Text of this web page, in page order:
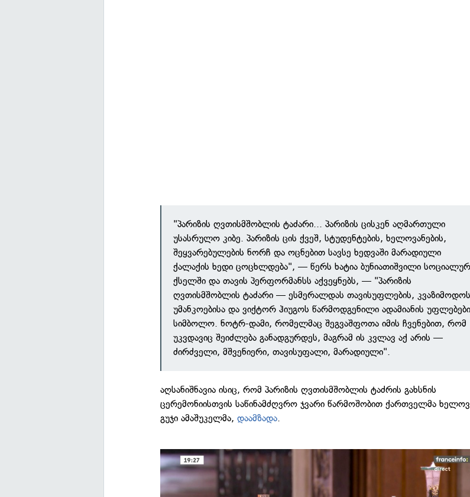
"პარიზის ღვთისმშობლის ტაძარი... პარიზის ცისკენ აღმართული
უსასრულო კიბე. პარიზის ცის ქვეშ, სტუდენტების, ხელოვანების,
შეყვარებულების ნორჩ და ოცნებით სავსე ხედვაში მარადიული
ქალაქის ხედი ცოცხლდება", — წერს ხატია ბუნიათიშვილი სოციალურ
ქსელში და თავის პერფორმანსს აქვეყნებს, — "პარიზის
ღვთისმშობლის ტაძარი — ესმერალდას თავისუფლების, კვაზიმოდოს
უმანკოებისა და ვიქტორ ჰიუგოს წარმოდგენილი ადამიანის
სიმბოლო. ნოტრ-დამი, რომელმაც შეგვაშფოთა იმის ჩვენებით, რომ
უკვდავიც შეიძლება განადგურდეს, მაგრამ ის კვლავ აქ არის —
ძირძველი, მშვენიერი, თავისუფალი, მარადიული".
აღსანიშნავია ისიც, რომ პარიზის ღვთისმშობლის ტაძრის გახსნის
ცერემონიისთვის საწინამძღვრო ჯვარი წარმოშობით ქართველმა
გუჯი ამაშუკელმა,დაამზადა.